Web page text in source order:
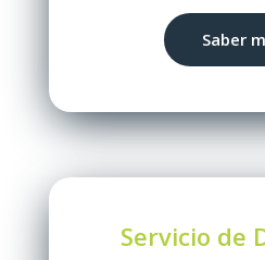
Saber
Servicio de